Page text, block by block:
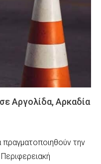
Αργολίδα, Αρκαδία
πραγματοποιηθούν την